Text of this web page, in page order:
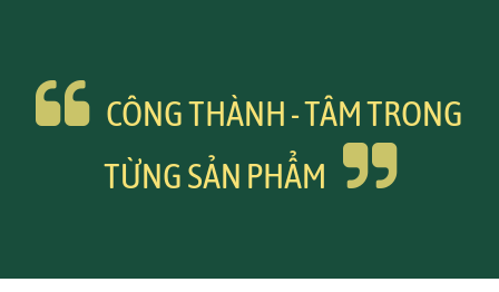
CÔNG THÀNH - TÂM TRONG
TỪNG SẢN PHẨM